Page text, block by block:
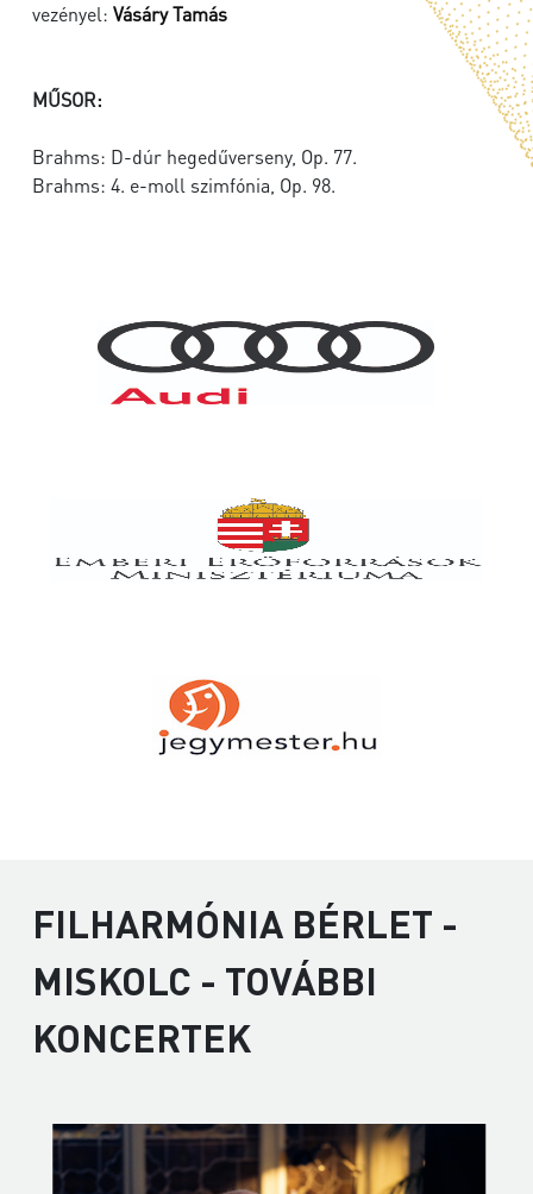
vezényel: Vásáry Tamás
MŰSOR:
Brahms: D-dúr hegedűverseny, Op. 77.
Brahms: 4. e-moll szimfónia, Op. 98.
FILHARMÓNIA BÉRLET -
MISKOLC - TOVÁBBI
KONCERTEK